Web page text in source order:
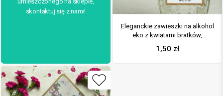
skontaktuj się z nami!
Eleganckie zawieszki na alkohol
eko z kwiatami bratków,
przyklejanym motywem
tekstowym i sznurkiem jutowym
1,50 zł